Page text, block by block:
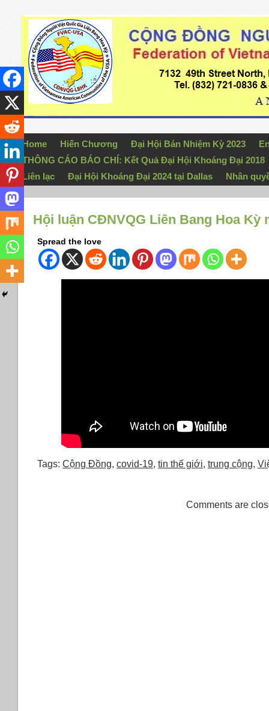
Home Hiến Chương Đại Hội Bán Nhiệm Kỳ 2023
THÔNG CÁO BÁO CHÍ: Kết Quả Đại Hội Khoáng Đại 2018
Liên lạc
Đại Hội Khoáng Đại 2024 tại Dallas Nhân
Hội luận CĐNVQG Liên Bang Hoa Kỳ
Spread the love
Tags: Cộng Đồng, covid-19, tin thế giới, trung cộng,
Comments are